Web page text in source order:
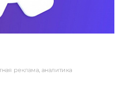
реклама, аналитика